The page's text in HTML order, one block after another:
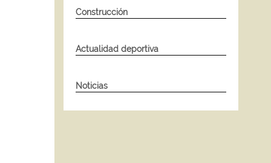
Construcción
Actualidad deportiva
Noticias